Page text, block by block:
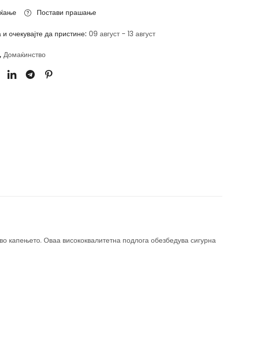
Постави прашање
и очекувајте да пристине: 09 август - 13 август
, Домаќинство
Оваа висококвалитетна подлога обезбедува сигурна